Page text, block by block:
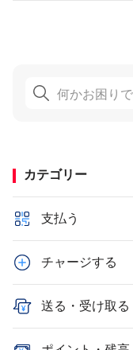
カテゴリー
支払う
チャージする
送る・受け取る